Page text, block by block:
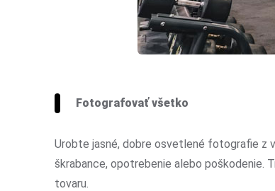
Fotografovať všetko
Urobte jasné, dobre osvetlené fotografie z
škrabance, opotrebenie alebo poškodenie.
tovaru.